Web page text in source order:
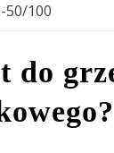
50/100
do